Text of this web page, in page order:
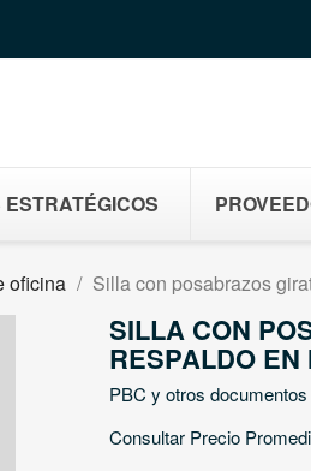
oficina Silla con posabrazos
SILLA CON
RESPALDO EN
PBC y otros
Consultar Precio